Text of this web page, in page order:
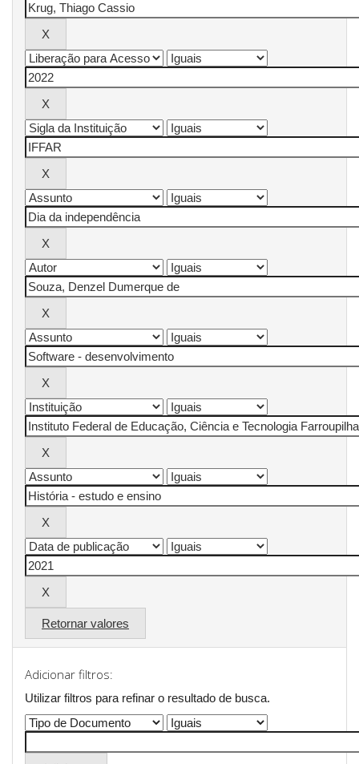
Retornar valores
Adicionar filtros:
Utilizar filtros para refinar o resultado de busca.